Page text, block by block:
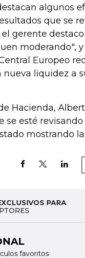
algunos
que se
gerente
moderando",
Europeo
liquidez a
Hacienda,
se esté revisando
mostrando
PARA
favoritos